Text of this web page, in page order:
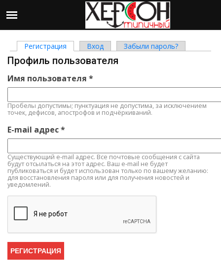
Главные вкладки
Регистрация (активная вкладка)
Вход Забыли пароль?
Профиль пользователя
Имя пользователя *
Пробелы допустимы; пунктуация не допустима, за исключением
точек, дефисов, апострофов и подчёркиваний.
E-mail адрес*
Существующий e-mail адрес. Все почтовые сообщения с сайта
будут отсылаться на этот адрес. Ваш e-mail не будет
публиковаться и будет использован только по вашему желанию:
для восстановления пароля или для получения новостей и
уведомлений.